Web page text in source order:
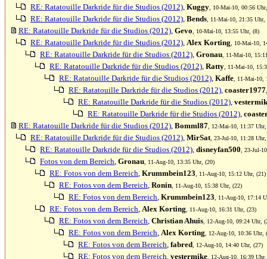
RE: Ratatouille Darkride für die Studios (2012), Kuggy , 10-Mai-10, 00:56
RE: Ratatouille Darkride für die Studios (2012), Bends , 11-Mai-10, 21:35 Uhr,
RE: Ratatouille Darkride für die Studios (2012), Gevo , 10-Mai-10, 13:55 Uhr, (8)
RE: Ratatouille Darkride für die Studios (2012), Alex Korting , 10-Mai-10,
RE: Ratatouille Darkride für die Studios (2012), Gronau , 11-Mai-10,
RE: Ratatouille Darkride für die Studios (2012), Ratty , 11-Mai-10,
RE: Ratatouille Darkride für die Studios (2012), Kaffe , 11-Mai-
RE: Ratatouille Darkride für die Studios (2012), coaster1977
RE: Ratatouille Darkride für die Studios (2012),
RE: Ratatouille Darkride für die Studios (2012),
RE: Ratatouille Darkride für die Studios (2012), Bomml87 , 12-Mai-10, 11:37
RE: Ratatouille Darkride für die Studios (2012), MirSat , 23-Jul-10, 11:28
RE: Ratatouille Darkride für die Studios (2012), disneyfan500 , 23-Jul-
Fotos von dem Bereich, Gronau , 11-Aug-10, 13:35 Uhr, (20)
RE: Fotos von dem Bereich, Krummbein123 , 11-Aug-10, 15:12 Uhr, (21)
RE: Fotos von dem Bereich, Ronin , 11-Aug-10, 15:38 Uhr, (22)
RE: Fotos von dem Bereich, Krummbein123 , 11-Aug-10, 17:14
RE: Fotos von dem Bereich, Alex Korting , 11-Aug-10, 16:31 Uhr, (23)
RE: Fotos von dem Bereich, Christian Ahuis , 12-Aug-10, 09:24 Uhr,
RE: Fotos von dem Bereich, Alex Korting , 12-Aug-10, 10:36 Uhr,
RE: Fotos von dem Bereich, fabred , 12-Aug-10, 14:40 Uhr, (27)
RE: Fotos von dem Bereich, vestermike , 12-Aug-10, 16:39